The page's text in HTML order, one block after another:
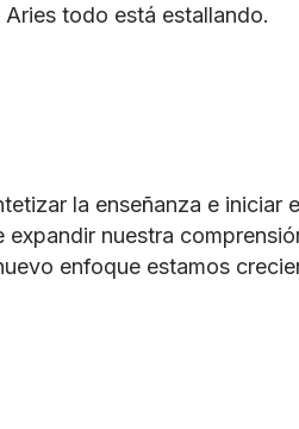
todo está estallando.
la enseñanza e iniciar
nuestra
enfoque estamos